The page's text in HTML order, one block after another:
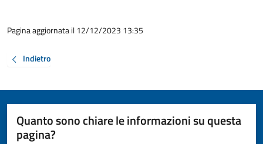
Pagina aggiornata il 12/12/2023 13:35
Indietro
Quanto sono chiare le informazioni su questa
pagina?